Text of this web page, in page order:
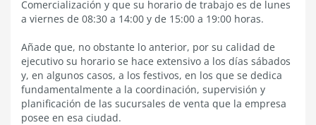
Comercialización y que su horario de trabajo es de lunes
a viernes de 08:30 a 14:00 y de 15:00 a 19:00 horas.
Añade que, no obstante lo anterior, por su calidad de
ejecutivo su horario se hace extensivo a los días sábados
y, en algunos casos, a los festivos, en los que se dedica
fundamentalmente a la coordinación, supervisión y
planificación de las sucursales de venta que la empresa
posee en esa ciudad.